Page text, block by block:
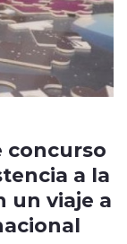
concurso
a la
un viaje a